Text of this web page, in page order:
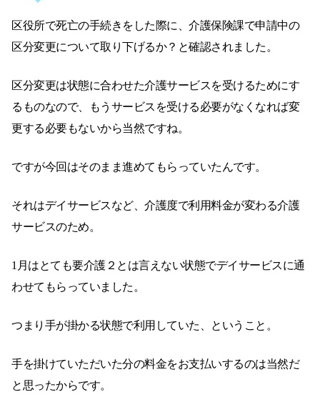
区役所で死亡の手続きをした際に、介護保険課で申請中の
区分変更について取り下げるか？と確認されました。
区分変更は状態に合わせた介護サービスを受けるためにす
るものなので、もうサービスを受ける必要がなくなれば変
更する必要もないから当然ですね。
ですが今回はそのまま進めてもらっていたんです。
それはデイサービスなど、介護度で利用料金が変わる介護
サービスのため。
1月はとても要介護２とは言えない状態でデイサービスに通
わせてもらっていました。
つまり手が掛かる状態で利用していた、ということ。
手を掛けていただいた分の料金をお支払いするのは当然だ
と思ったからです。